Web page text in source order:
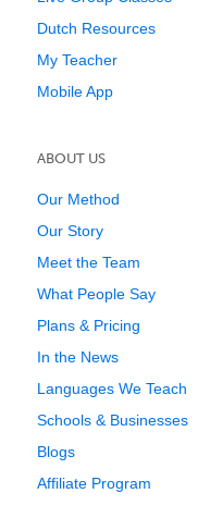
Dutch Resources
My Teacher
Mobile App
ABOUT US
Our Method
Our Story
Meet the Team
What People Say
Plans & Pricing
In the News
Languages We Teach
Schools & Businesses
Blogs
Affiliate Program